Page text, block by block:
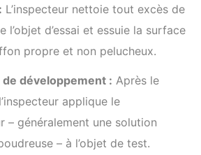
L’inspecteur nettoie tout excès de
l’objet d’essai et essuie la surface
propre et non pelucheux.
développement : Après le
applique le
– généralement une solution
– à l’objet de test.